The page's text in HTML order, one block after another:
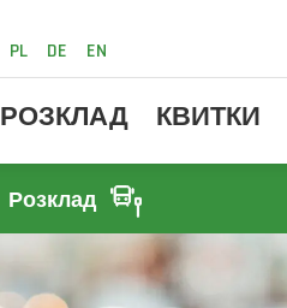
PL DE EN
РОЗКЛАД КВИТКИ
Розклад